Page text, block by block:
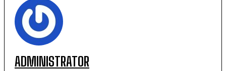
ADMINISTRATOR